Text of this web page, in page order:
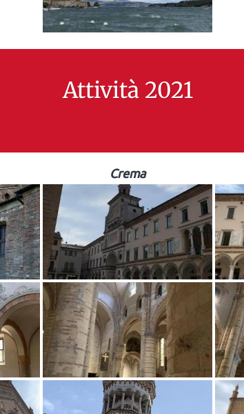
Attività 2021
Crema